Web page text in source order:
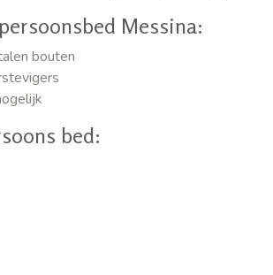
Messina:
bouten
bed: